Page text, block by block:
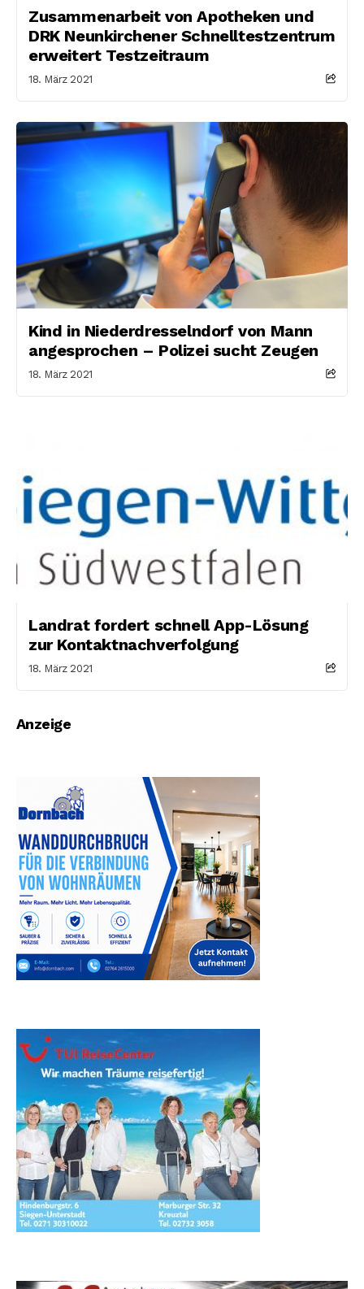
Zusammenarbeit von Apotheken und
DRK Neunkirchener Schnelltestzentrum
erweitert Testzeitraum
18. März 2021
Kind in Niederdresselndorf von Mann
angesprochen – Polizei sucht Zeugen
18. März 2021
Landrat fordert schnell App-Lösung
zur Kontaktnachverfolgung
18. März 2021
Anzeige